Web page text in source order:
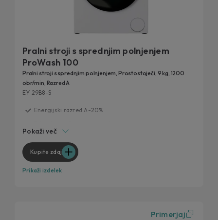
Pralni stroji s sprednjim polnjenjem
ProWash 100
Pralni stroji s sprednjim polnjenjem, Prostostoječi, 9 kg, 1200
obr/min, Razred A
EY 29B8-S
Energijski razred A-20%
AI Silent Motion
Soft Drum
Pokaži več
Kupite zdaj
Prikaži izdelek
Primerjaj